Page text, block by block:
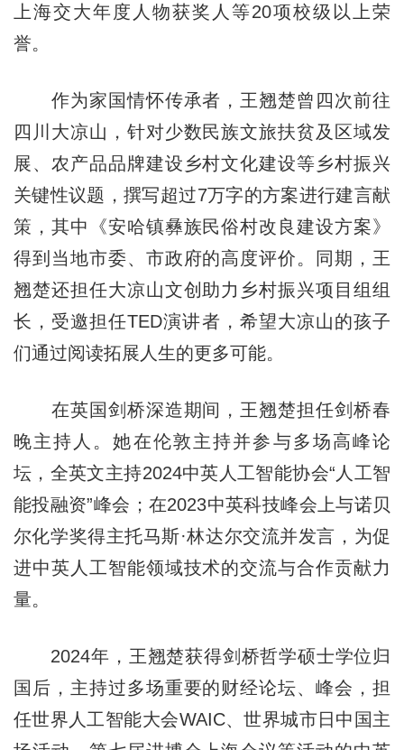
上海交大年度人物获奖人等20项校级以上荣
誉。
作为家国情怀传承者，王翘楚曾四次前往
四川大凉山，针对少数民族文旅扶贫及区域发
展、农产品品牌建设乡村文化建设等乡村振兴
关键性议题，撰写超过7万字的方案进行建言献
策，其中《安哈镇彝族民俗村改良建设方案》
得到当地市委、市政府的高度评价。同期，王
翘楚还担任大凉山文创助力乡村振兴项目组组
长，受邀担任TED演讲者，希望大凉山的孩子
们通过阅读拓展人生的更多可能。
在英国剑桥深造期间，王翘楚担任剑桥春
晚主持人。她在伦敦主持并参与多场高峰论
坛，全英文主持2024中英人工智能协会“人工智
能投融资”峰会；在2023中英科技峰会上与诺贝
尔化学奖得主托马斯·林达尔交流并发言，为促
进中英人工智能领域技术的交流与合作贡献力
量。
2024年，王翘楚获得剑桥哲学硕士学位归
国后，主持过多场重要的财经论坛、峰会，担
任世界人工智能大会WAIC、世界城市日中国主